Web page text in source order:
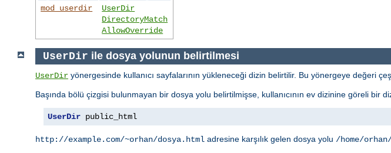
mod_userdir
UserDir
DirectoryMatch
AllowOverride
UserDir ile dosya yolunun belirtilmesi
UserDir yönergesinde kullanıcı sayfalarının yükleneceği dizin belirtilir. Bu yönergeye değeri
Başında bölü çizgisi bulunmayan bir dosya yolu belirtilmişse, kullanıcının ev dizinine göreli bir
UserDir public_html
http://example.com/~orhan/dosya.html adresine karşılık gelen dosya yolu /home/